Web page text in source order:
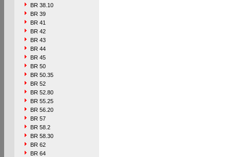
BR 38.10
BR 39
BR 41
BR 42
BR 43
BR 44
BR 45
BR 50
BR 50.35
BR 52
BR 52.80
BR 55.25
BR 56.20
BR 57
BR 58.2
BR 58.30
BR 62
BR 64